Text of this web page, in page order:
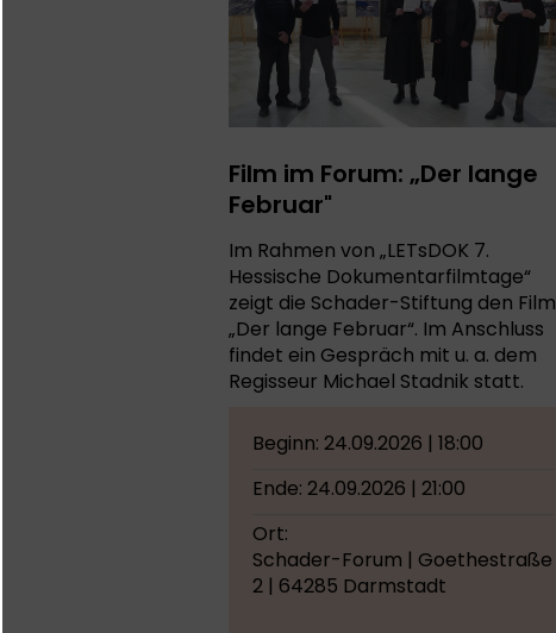
Film im Forum: „Der lange
Februar"
Im Rahmen von „LETsDOK 7.
Hessische Dokumentarfilmtage“
zeigt die Schader-Stiftung den Film
„Der lange Februar“. Im Anschluss
findet ein Gespräch mit u. a. dem
Regisseur Michael Stadnik statt.
Beginn: 24.09.2026 | 18:00
Ende: 24.09.2026 | 21:00
Ort:
Schader-Forum | Goethestraße
2 | 64285 Darmstadt